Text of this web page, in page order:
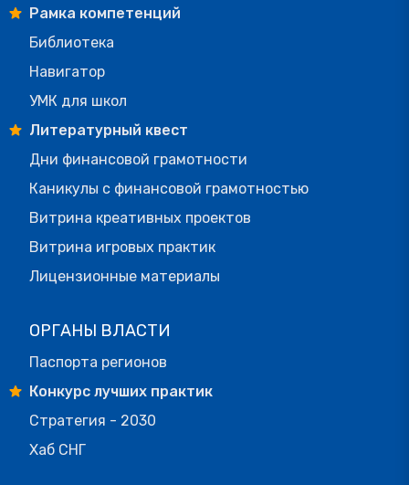
Рамка компетенций
Библиотека
Навигатор
УМК для школ
Литературный квест
Дни финансовой грамотности
Каникулы с финансовой грамотностью
Витрина креативных проектов
Витрина игровых практик
Лицензионные материалы
ОРГАНЫ ВЛАСТИ
Паспорта регионов
Конкурс лучших практик
Стратегия - 2030
Хаб СНГ